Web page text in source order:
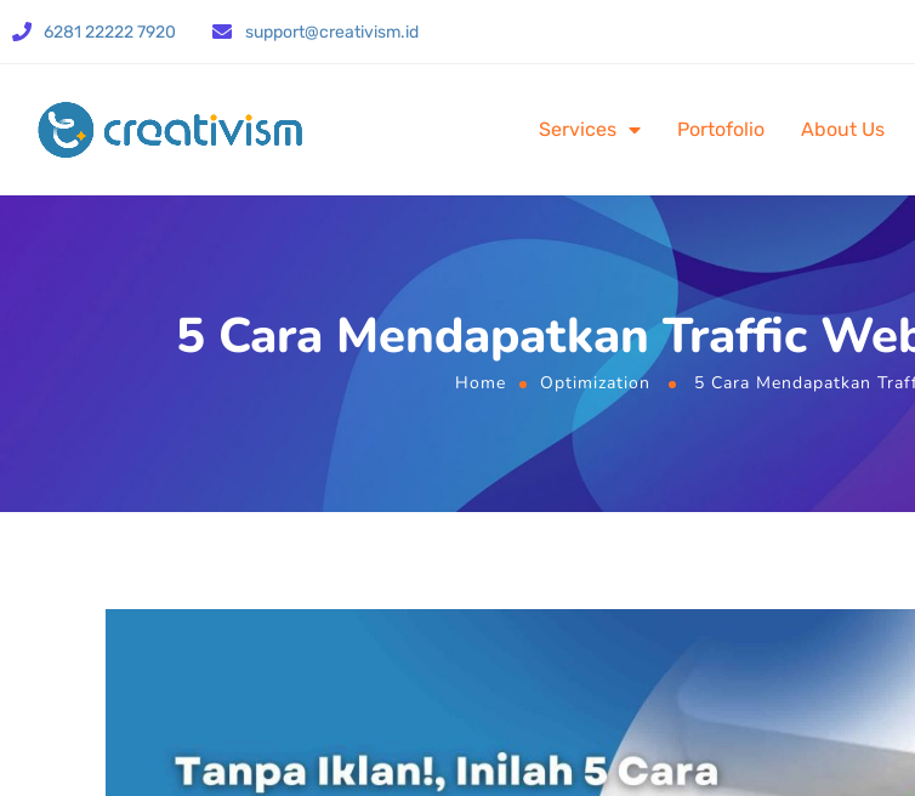
6281 22222 7920 support@creativism.id
Services Portofolio About Us
5 Cara Mendapatkan Traffic
Home Optimization 5 Cara Mendapatkan